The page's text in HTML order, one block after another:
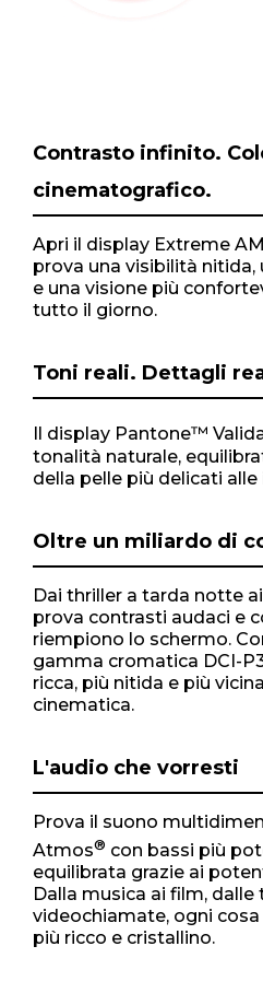
Contrasto infinito.
cinematografico.
Apri il display Extreme
prova una visibilità
e una visione più
tutto il giorno.
Toni reali. Dettagli
Il display Pantone™
tonalità naturale,
della pelle più delicati
Oltre un miliardo di
Dai thriller a tarda notte
prova contrasti audaci e
riempiono lo schermo.
gamma cromatica DCI-
ricca, più nitida e più
cinematica.
L'audio che vorresti
Prova il suono
Atmos® con bassi più
equilibrata grazie ai
Dalla musica ai film,
videochiamate, ogni
più ricco e cristallino.